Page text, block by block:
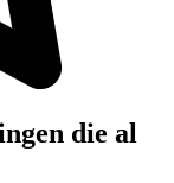
die al